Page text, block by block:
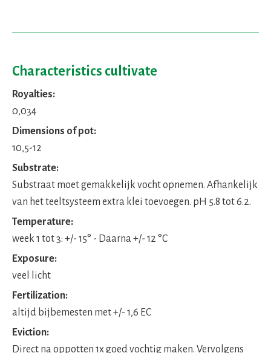
Characteristics cultivate
Royalties:
0,034
Dimensions of pot:
10,5-12
Substrate:
Substraat moet gemakkelijk vocht opnemen. Afhankelijk
van het teeltsysteem extra klei toevoegen. pH 5.8 tot 6.2.
Temperature:
week 1 tot 3: +/- 15° - Daarna +/- 12 °C
Exposure:
veel licht
Fertilization:
altijd bijbemesten met +/- 1,6 EC
Eviction:
Direct na oppotten 1x goed vochtig maken. Vervolgens